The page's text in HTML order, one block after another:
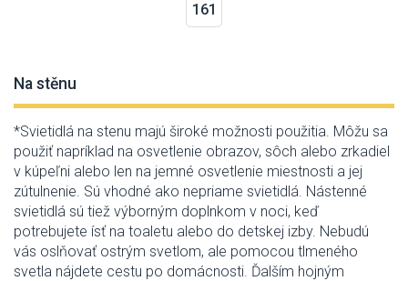
161
Na stěnu
*Svietidlá na stenu majú široké možnosti použitia. Môžu sa
použiť napríklad na osvetlenie obrazov, sôch alebo zrkadiel
v kúpeľni alebo len na jemné osvetlenie miestnosti a jej
zútulnenie. Sú vhodné ako nepriame svietidlá. Nástenné
svietidlá sú tiež výborným doplnkom v noci, keď
potrebujete ísť na toaletu alebo do detskej izby. Nebudú
vás oslňovať ostrým svetlom, ale pomocou tlmeného
svetla nájdete cestu po domácnosti. Ďalším hojným